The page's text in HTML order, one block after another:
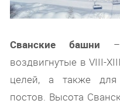
Сванские башни –
воздвигнутые в VIII-
целей, а также для
постов. Высота